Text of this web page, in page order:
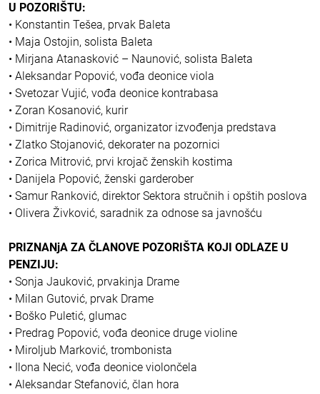
U POZORIŠTU:
• Konstantin Tešea, prvak Baleta
• Maja Ostojin, solista Baleta
• Mirjana Atanasković – Naunović, solista Baleta
• Aleksandar Popović, vođa deonice viola
• Svetozar Vujić, vođa deonice kontrabasa
• Zoran Kosanović, kurir
• Dimitrije Radinović, organizator izvođenja predstava
• Zlatko Stojanović, dekorater na pozornici
• Zorica Mitrović, prvi krojač ženskih kostima
• Danijela Popović, ženski garderober
• Samur Ranković, direktor Sektora stručnih i opštih poslova
• Olivera Živković, saradnik za odnose sa javnošću
PRIZNANjA ZA ČLANOVE POZORIŠTA KOJI ODLAZE U
PENZIJU:
• Sonja Jauković, prvakinja Drame
• Milan Gutović, prvak Drame
• Boško Puletić, glumac
• Predrag Popović, vođa deonice druge violine
• Miroljub Marković, trombonista
• Ilona Necić, vođa deonice violončela
• Aleksandar Stefanović, član hora